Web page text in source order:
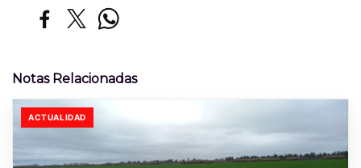
Notas Relacionadas
ACTUALIDAD